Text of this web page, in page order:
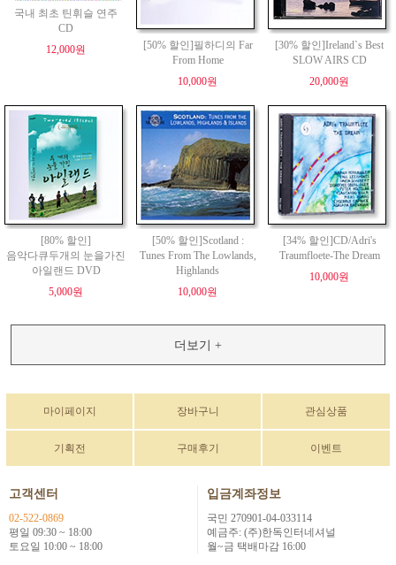
국내 최초 틴휘슬 연주
CD
12,000원
[50% 할인]필하디의 Far
From Home
10,000원
[30% 할인]Ireland`s Best
SLOW AIRS CD
20,000원
[80% 할인]
음악다큐두개의 눈을가진
아일랜드 DVD
5,000원
[50% 할인]Scotland :
Tunes From The Lowlands,
Highlands
10,000원
[34% 할인]CD/Adri's
Traumfloete-The Dream
10,000원
더보기 +
마이페이지 장바구니 관심상품
기획전 구매후기 이벤트
고객센터
02-522-0869
평일 09:30 ~ 18:00
토요일 10:00 ~ 18:00
입금계좌정보
국민 270901-04-033114
예금주: (주)한독인터네셔널
월~금 택배마감 16:00